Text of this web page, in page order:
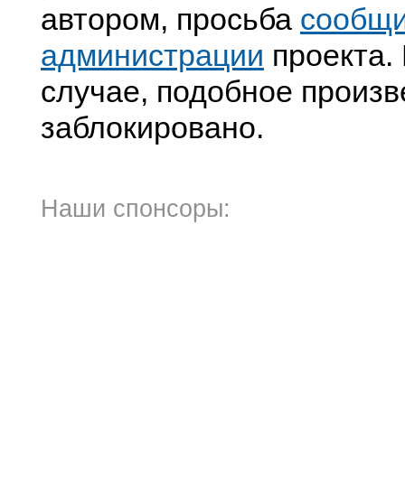
автором, просьба
администрации
случае, подобное
заблокировано.
Наши спонсоры: